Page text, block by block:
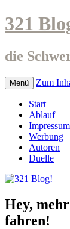
321
die
Menü Zum
Start
Ablauf
Impressum
Werbung
Autoren
Duelle
Hey,
fahren!